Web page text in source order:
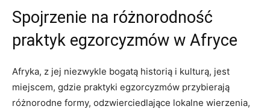
Spojrzenie na różnorodność
praktyk egzorcyzmów‍ w Afryce
Afryka, z jej niezwykle bogatą​ historią i kulturą, jest
miejscem, gdzie praktyki egzorcyzmów przybierają
różnorodne formy, odzwierciedlające lokalne wierzenia,